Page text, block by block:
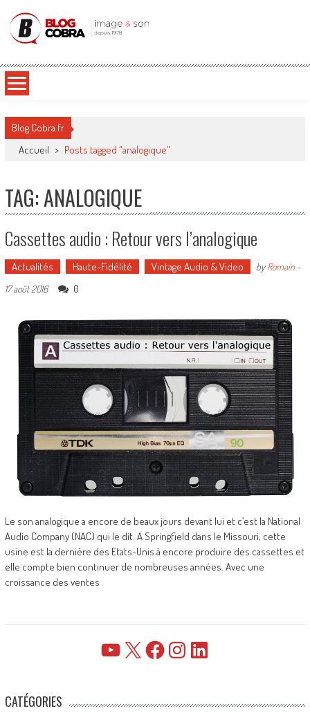
Blog Cobra
Blog Cobra.fr
Accueil > Posts tagged "analogique"
TAG: ANALOGIQUE
Cassettes audio : Retour vers l’analogique
Actualités Haute-Fidélité Vintage Audio & Video byRomain-
17 août 2016
0
Le son analogique a encore de beaux jours devant lui et c’est la National
Audio Company (NAC) qui le dit. A Springfield dans le Missouri, cette
usine est la dernière des Etats-Unis à encore produire des cassettes et
elle compte bien continuer de nombreuses années. Avec une
croissance des ventes
YouTube FacebookInstagramLinkedIn
CATÉGORIES